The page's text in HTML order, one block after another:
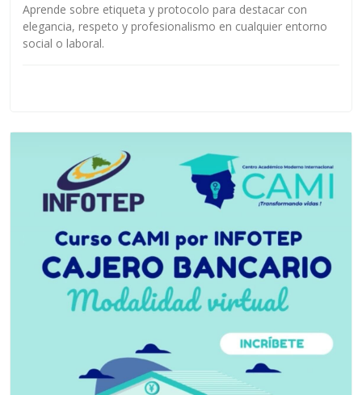
Aprende sobre etiqueta y protocolo para destacar con
elegancia, respeto y profesionalismo en cualquier entorno
social o laboral.